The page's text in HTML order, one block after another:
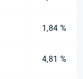
1,84 %
4,81 %